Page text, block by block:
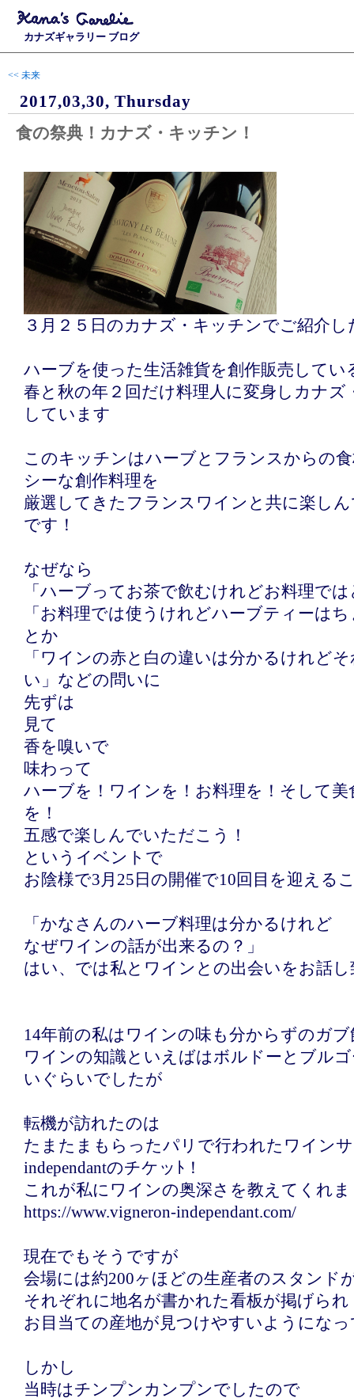
カナズギャラリー ブログ
<< 未来
2017,03,30, Thursday
食の祭典！カナズ・キッチン！
３月２５日のカナズ・キッチンでご紹介し
ハーブを使った生活雑貨を創作販売してい
春と秋の年２回だけ料理人に変身しカナズ
しています
このキッチンはハーブとフランスからの
シーな創作料理を
厳選してきたフランスワインと共に楽し
です！
なぜなら
「ハーブってお茶で飲むけれどお料理で
「お料理では使うけれどハーブティーは
とか
「ワインの赤と白の違いは分かるけれど
い」などの問いに
先ずは
見て
香を嗅いで
味わって
ハーブを！ワインを！お料理を！そして
を！
五感で楽しんでいただこう！
というイベントで
お陰様で3月25日の開催で10回目を迎える
「かなさんのハーブ料理は分かるけれど
なぜワインの話が出来るの？」
はい、では私とワインとの出会いをお話
14年前の私はワインの味も分からずのガ
ワインの知識といえばはボルドーとブル
いぐらいでしたが
転機が訪れたのは
たまたまもらったパリで行われたワイン
independantのチケッﾄ！
これが私にワインの奥深さを教えてくれ
https://www.vigneron-independant.com/
現在でもそうですが
会場には約200ヶほどの生産者のスタンド
それぞれに地名が書かれた看板が掲げられ
お目当ての産地が見つけやすいようにな
しかし
当時はチンプンカンプンでしたので